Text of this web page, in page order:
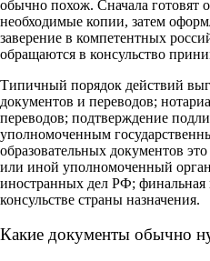
обычно похож. Сначала готовят
необходимые копии, затем
заверение в компетентных
обращаются в консульство
Типичный порядок действий
документов и переводов;
переводов; подтверждение
уполномоченным
образовательных документов
или иной уполномоченный
иностранных дел РФ; финальная
консульстве страны назначения.
Какие документы обычно